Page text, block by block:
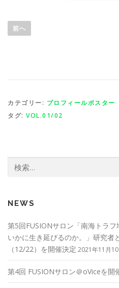
前へ
カテゴリー: プロフィールポスター
タグ: VOL.01/02
索:
NEWS
第5回FUSIONサロン「南海トラ
いかに生き延びるのか。」研究者
（12/22）を開催決定 2021年11月10
第4回 FUSIONサロン＠oViceを開